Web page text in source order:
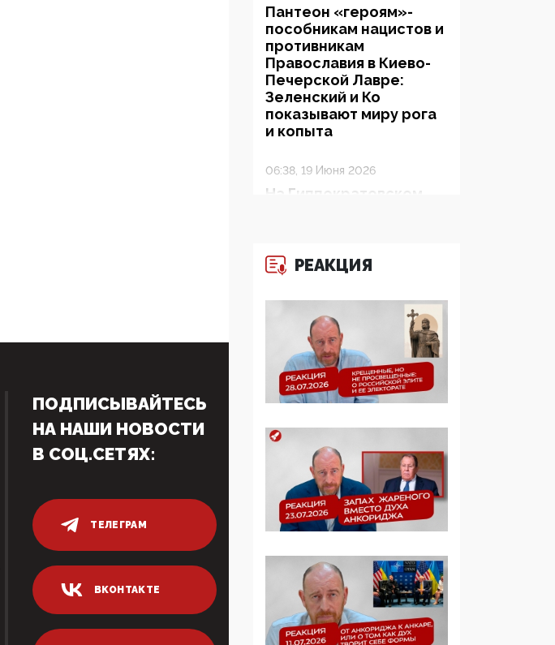
Пантеон «героям»-
пособникам нацистов и
противникам
Православия в Киево-
Печерской Лавре:
Зеленский и Ко
показывают миру рога
и копыта
06:38, 19 Июня 2026
На Гиппократовском
бюджета в 100 раз
больше, чем кровные
многодетные семьи
05:00, 13 Июня 2026
Разбор учебника
Обществознания под
редакцией Медведева:
традиционные
ценности и немного
двоемыслия
11:53, 09 Июня 2026
Прокуратура наконец
экстремистскую
деятельность ИИТО
ЮНЕСКО в России, но
цифроглобалисты
продолжают
РЕАКЦИЯ
ПОДПИСЫВАЙТЕСЬ
НА НАШИ НОВОСТИ
В СОЦ.СЕТЯХ:
ТЕЛЕГРАМ
ВКОНТАКТЕ